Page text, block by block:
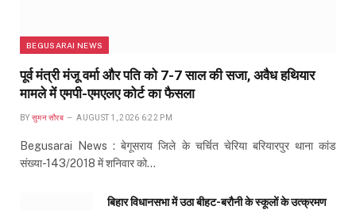
BEGUSARAI NEWS
पूर्व मंत्री मंजू वर्मा और पति को 7-7 साल की सजा, अवैध हथियार
मामले में एमपी-एमएलए कोर्ट का फैसला
BY सुमन सौरब AUGUST 1, 2026 6:22 PM
Begusarai News : बेगूसराय जिले के चर्चित चेरिया बरियारपुर थाना कांड
संख्या-143/2018 में शनिवार को…
बिहार विधानसभा में उठा बीहट-बरौनी के स्कूलों के उत्क्रमण